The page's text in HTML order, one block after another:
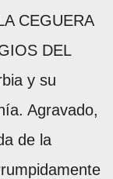
CEGUERA
DEL
y su
Agravado,
de la